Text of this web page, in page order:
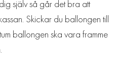
själv så går det bra att
Skickar du ballongen till
ballongen ska vara framme